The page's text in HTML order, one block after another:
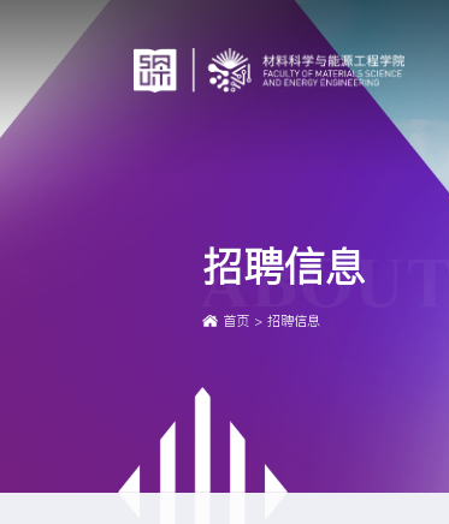
招聘信息
首页 >招聘信息